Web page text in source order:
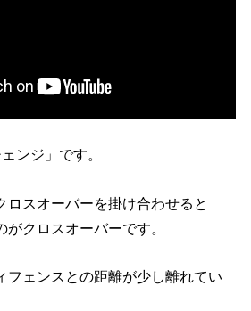
ンジ」です。
ロスオーバーを掛け合わせると
クロスオーバーです。
フェンスとの距離が少し離れてい